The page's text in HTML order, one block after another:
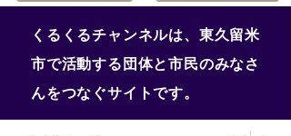
くるくるチャンネルは、東久留米
市で活動する団体と市民のみなさ
んをつなぐサイトです。